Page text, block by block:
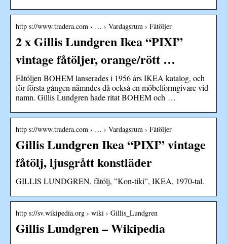
http s://www.tradera.com › … › Vardagsrum › Fåtöljer
2 x Gillis Lundgren Ikea “PIXI”
vintage fåtöljer, orange/rött …
Fåtöljen BOHEM lanserades i 1956 års IKEA katalog, och
för första gången nämndes då också en möbelformgivare vid
namn. Gillis Lundgren hade ritat BOHEM och …
http s://www.tradera.com › … › Vardagsrum › Fåtöljer
Gillis Lundgren Ikea “PIXI” vintage
fåtölj, ljusgrått konstläder
GILLIS LUNDGREN, fåtölj, ”Kon-tiki”, IKEA, 1970-tal.
http s://sv.wikipedia.org › wiki › Gillis_Lundgren
Gillis Lundgren – Wikipedia